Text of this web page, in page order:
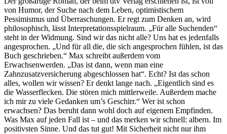
von Humor, der Suche nach dem Leben, optimistischem
Pessimismus und Überraschungen. Er regt zum Denken an, wird
philosophisch, lässt Interpretationsspielraum. „Für alle Suchenden“
steht in der Widmung. Sind wir das nicht alle? Uns hat es jedenfalls
angesprochen. „Und für all die, die sich angesprochen fühlen, ist das
Buch geschrieben.“ Max schreibt außerdem vom
Erwachsenwerden. „Das ist dann, wenn man eine
Zahnzusatzversicherung abgeschlossen hat“. Echt? Ist das schon
alles, wollen wir wissen? Er denkt lange nach. „Eigentlich sind es
die Wasserflecken. Die stören mich mittlerweile. Außerdem mache
ich mir zu viele Gedanken um’s Geschirr.“ Wer ist schon
erwachsen? Das beruht dann wohl doch auf eigenem Empfinden.
Was Max auf jeden Fall ist – und das merken wir schnell: albern. Im
positivsten Sinne. Und das tut gut! Mit Sicherheit nicht nur ihm